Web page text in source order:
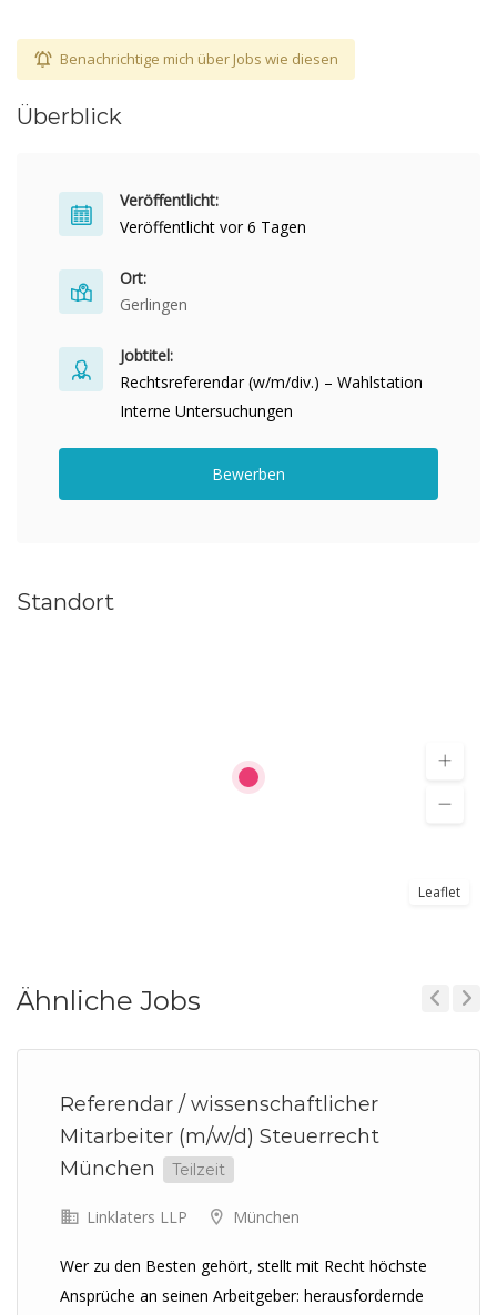
Benachrichtige mich über Jobs wie diesen
Überblick
Veröffentlicht:
Veröffentlicht vor 6 Tagen
Ort:
Gerlingen
Jobtitel:
Rechtsreferendar (w/m/div.) – Wahlstation
Interne Untersuchungen
Bewerben
Standort
Leaflet
Ähnliche Jobs
Referendar / wissenschaftlicher
Mitarbeiter (m/w/d) Steuerrecht
München
Teilzeit
Linklaters LLP München
Wer zu den Besten gehört, stellt mit Recht höchste
Ansprüche an seinen Arbeitgeber: herausfordernde